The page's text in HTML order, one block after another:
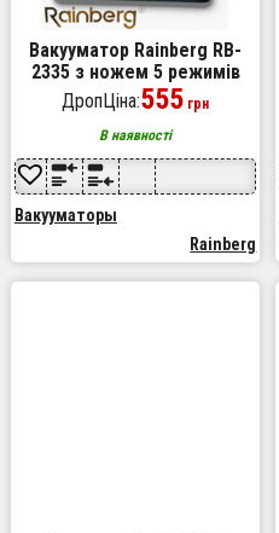
Вакууматор Rainberg RB-
2335 з ножем 5 режимів
роботи 120Вт
ДропЦіна:555 грн
В наявності
Вакууматоры
Rainberg